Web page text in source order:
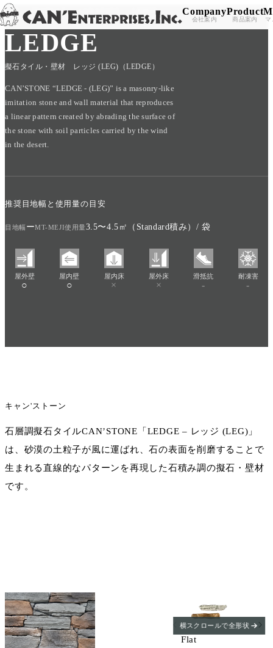
Skip to content Company
会社案内
Product
商品案内 マ
TOP / PRODUCT / LEDGE
LEDGE
擬石タイル・壁材 レッジ (LEG)（LEDGE）
CAN’STONE “LEDGE - (LEG)” is a masonry-like
imitation stone and wall material that reproduces
a linear pattern created by abrading the surface of
the stone with soil particles carried by the wind
in the desert.
推奨目地幅と使用量の目安
目地幅 ーMT-MEJI使用量3.5〜4.5㎡（Standard積み）/ 袋
屋外壁
○
屋内壁
○
屋内床
×
屋外床
×
滑抵抗
-
耐凍害
-
キャン'ストーン
石層調擬石タイルCAN’STONE「LEDGE – レッジ (LEG)」
は、砂漠の土粒子が風に運ばれ、石の表面を削磨することで
生まれる直線的なパターンを再現した石積み調の擬石・壁材
です。
Flat
横スクロールで全形状